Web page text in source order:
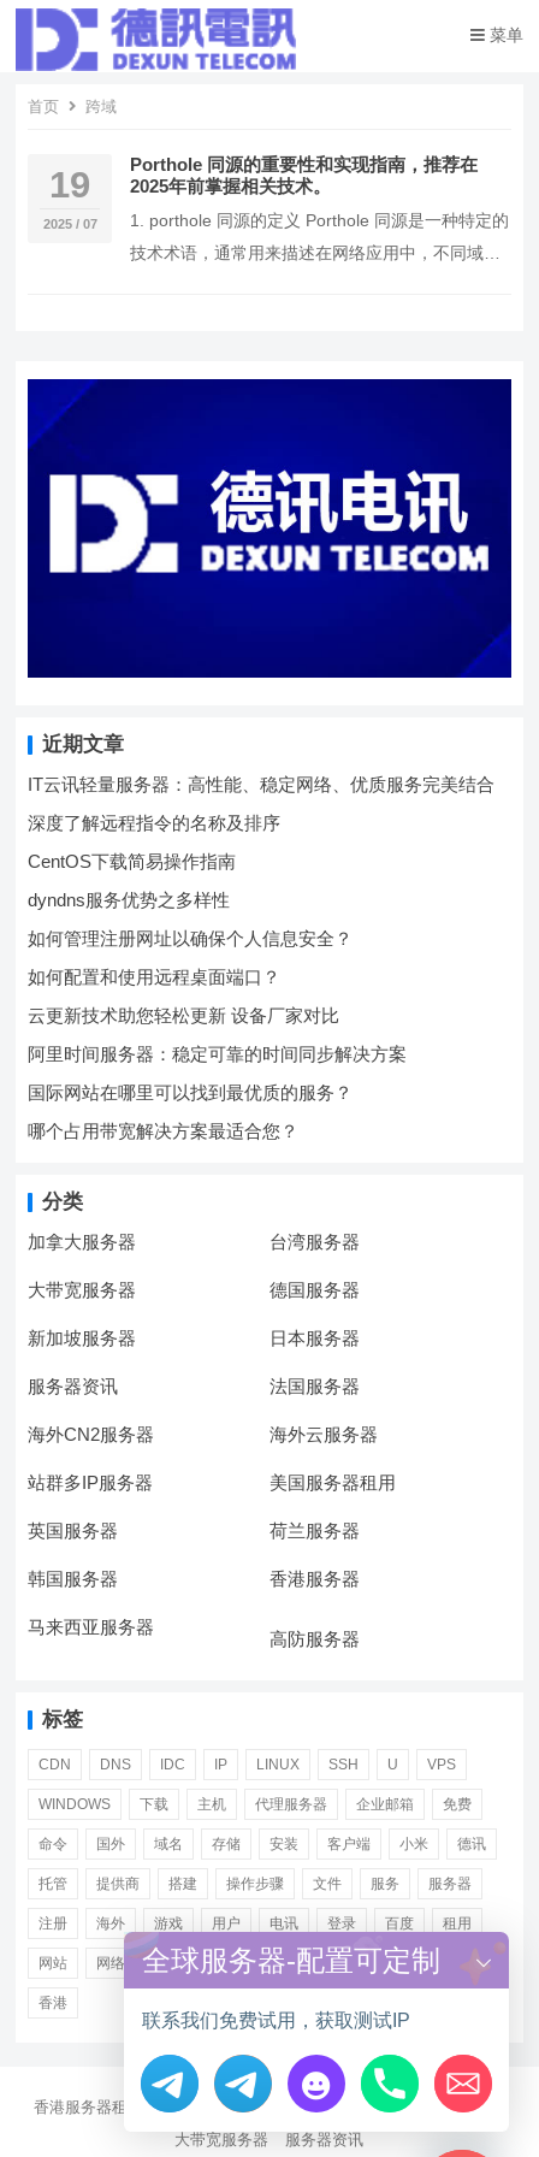
菜单
首页 跨域
19
2025 / 07
Porthole 同源的重要性和实现指南，推荐在
2025年前掌握相关技术。
1. porthole 同源的定义 Porthole 同源是一种特定的
技术术语，通常用来描述在网络应用中，不同域之
近期文章
IT云讯轻量服务器：高性能、稳定网络、优质服务完美结合
深度了解远程指令的名称及排序
CentOS下载简易操作指南
dyndns服务优势之多样性
如何管理注册网址以确保个人信息安全？
如何配置和使用远程桌面端口？
云更新技术助您轻松更新 设备厂家对比
阿里时间服务器：稳定可靠的时间同步解决方案
国际网站在哪里可以找到最优质的服务？
哪个占用带宽解决方案最适合您？
分类
加拿大服务器 台湾服务器
大带宽服务器 德国服务器
新加坡服务器 日本服务器
服务器资讯 法国服务器
海外CN2服务器 海外云服务器
站群多IP服务器 美国服务器租用
英国服务器 荷兰服务器
韩国服务器 香港服务器
马来西亚服务器
高防服务器
标签
CDN DNS IDC IP LINUX SSH U VPS
WINDOWS 下载 主机 代理服务器 企业邮箱 免费
命令 国外 域名 存储 安装 客户端 小米 德讯
托管 提供商 搭建 操作步骤 文件 服务 服务器
注册 海外 游戏 用户 电讯 登录 百度 租用
网站 网络 腾讯 虚拟主机 证书 配置 阿里
香港
香港服务器租用 海外CN2服务器 站群多IP服务器
海外云服务器
大带宽服务器
服务器资讯
Hide chaty
全球服务器-配置可定制
联系我们免费试用，获取测试IP